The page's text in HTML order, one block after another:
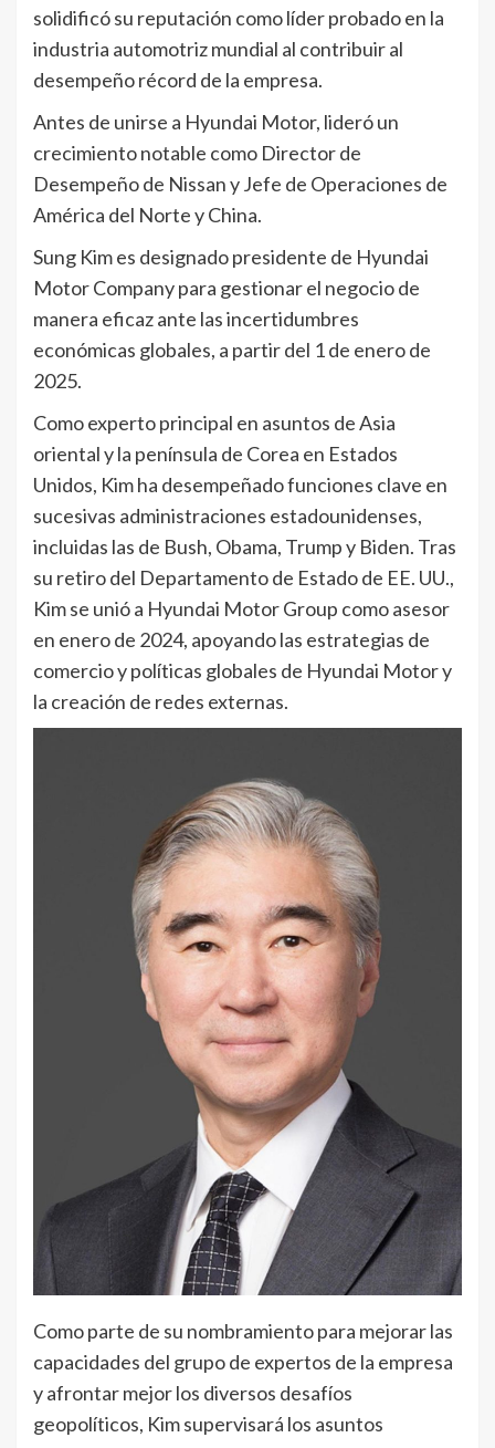
solidificó su reputación como líder probado en la
industria automotriz mundial al contribuir al
desempeño récord de la empresa.
Antes de unirse a Hyundai Motor, lideró un
crecimiento notable como Director de
Desempeño de Nissan y Jefe de Operaciones de
América del Norte y China.
Sung Kim es designado presidente de Hyundai
Motor Company para gestionar el negocio de
manera eficaz ante las incertidumbres
económicas globales, a partir del 1 de enero de
2025.
Como experto principal en asuntos de Asia
oriental y la península de Corea en Estados
Unidos, Kim ha desempeñado funciones clave en
sucesivas administraciones estadounidenses,
incluidas las de Bush, Obama, Trump y Biden. Tras
su retiro del Departamento de Estado de EE. UU.,
Kim se unió a Hyundai Motor Group como asesor
en enero de 2024, apoyando las estrategias de
comercio y políticas globales de Hyundai Motor y
la creación de redes externas.
Como parte de su nombramiento para mejorar las
capacidades del grupo de expertos de la empresa
y afrontar mejor los diversos desafíos
geopolíticos, Kim supervisará los asuntos